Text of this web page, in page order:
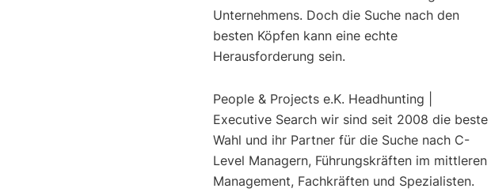
Unternehmens. Doch die Suche nach den
besten Köpfen kann eine echte
Herausforderung sein.
People & Projects e.K. Headhunting |
Executive Search wir sind seit 2008 die beste
Wahl und ihr Partner für die Suche nach C-
Level Managern, Führungskräften im mittleren
Management, Fachkräften und Spezialisten.